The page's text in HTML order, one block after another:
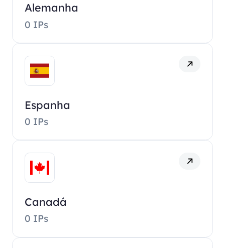
Alemanha
0 IPs
Espanha
0 IPs
Canadá
0 IPs